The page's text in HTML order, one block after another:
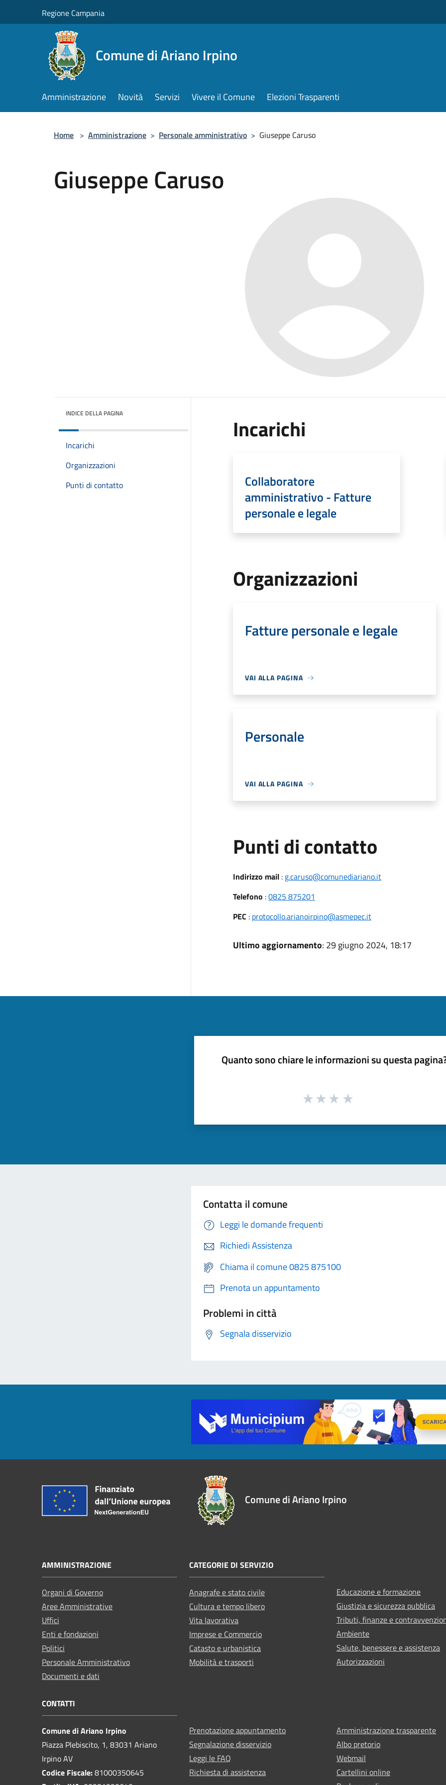
Regione Campania
Comune di Ariano Irpino
Amministrazione Novità Servizi Vivere il Comune Elezioni Trasparenti
Home > Amministrazione > Personale amministrativo > Giuseppe Caruso
Giuseppe Caruso
INDICE DELLA PAGINA
Incarichi
Organizzazioni
Punti di contatto
Incarichi
Collaboratore
amministrativo - Fatture
personale e legale
Organizzazioni
Fatture personale e legale
VAI ALLA PAGINA
Personale
VAI ALLA PAGINA
Punti di contatto
Indirizzo mail: g.caruso@comunediariano.it
Telefono :0825 875201
PEC : protocollo.arianoirpino@asmepec.it
Ultimo aggiornamento: 29 giugno 2024, 18:17
Quanto sono chiare le informazioni su questa
Contatta il comune
Leggi le domande frequenti
Richiedi Assistenza
Chiama il comune 0825 875100
Prenota un appuntamento
Problemi in città
Segnala disservizio
Comune di Ariano Irpino
AMMINISTRAZIONE
Organi di Governo
Aree Amministrative
Uffici
Enti e fondazioni
Politici
Personale Amministrativo
Documenti e dati
CATEGORIE DI SERVIZIO
Anagrafe e stato civile
Cultura e tempo libero
Vita lavorativa
Imprese e Commercio
Catasto e urbanistica
Mobilità e trasporti
Educazione e formazione
Giustizia e sicurezza pubblica
Tributi, finanze e
Ambiente
Salute, benessere e assistenza
Autorizzazioni
CONTATTI
Comune di Ariano Irpino
Piazza Plebiscito, 1, 83031 Ariano
Irpino AV
Codice Fiscale:81000350645
Prenotazione appuntamento
Segnalazione disservizio
Leggi le FAQ
Richiesta di assistenza
Amministrazione trasparente
Albo pretorio
Webmail
Cartellini online